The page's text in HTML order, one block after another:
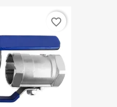
favorite_border